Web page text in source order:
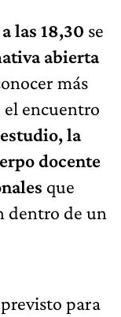
las 18,30 se
abierta
más
el encuentro
la
docente
que
dentro de un
para